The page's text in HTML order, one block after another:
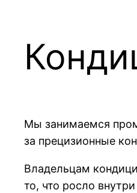
Мы занимаемся
за прецизионные
Владельцам
то, что росло